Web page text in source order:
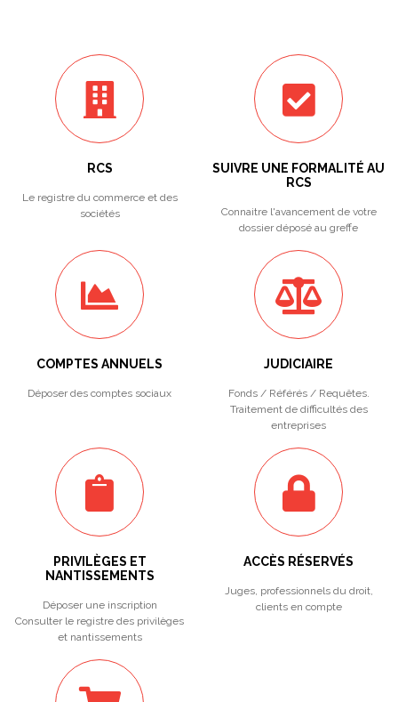
RCS
Le registre du commerce et des
sociétés
SUIVRE UNE FORMALITÉ AU
RCS
Connaitre l'avancement de votre
dossier déposé au greffe
COMPTES ANNUELS
Déposer des comptes sociaux
JUDICIAIRE
Fonds / Référés / Requêtes.
Traitement de difficultés des
entreprises
PRIVILÈGES ET
NANTISSEMENTS
Déposer une inscription
Consulter le registre des privilèges
et nantissements
ACCÈS RÉSERVÉS
Juges, professionnels du droit,
clients en compte